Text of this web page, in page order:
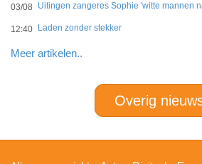
03/08 Uitingen zangeres Sophie 'witte mannen
12:40 Laden zonder stekker
Meer artikelen..
Overig